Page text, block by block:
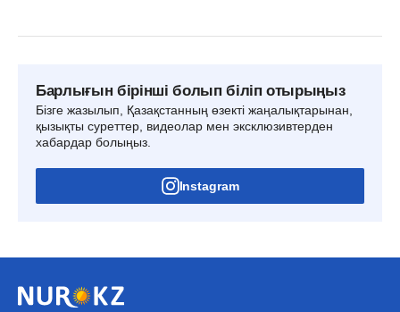
Барлығын бірінші болып біліп отырыңыз
Бізге жазылып, Қазақстанның өзекті жаңалықтарынан,
қызықты суреттер, видеолар мен эксклюзивтерден
хабардар болыңыз.
Instagram